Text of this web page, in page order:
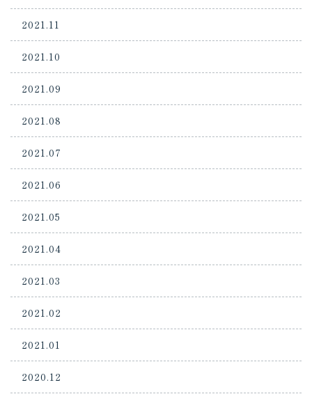
2021.11
2021.10
2021.09
2021.08
2021.07
2021.06
2021.05
2021.04
2021.03
2021.02
2021.01
2020.12